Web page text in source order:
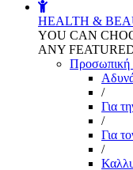
HEALTH &
YOU CAN
ANY
Προσωπική
/
Για
/
Για
/